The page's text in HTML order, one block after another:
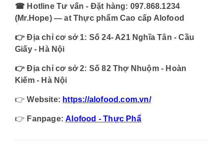
☎ Hotline Tư vấn - Đặt hàng: 097.868.1234
(Mr.Hope) — at Thực phẩm Cao cấp Alofood
👉 Địa chỉ cơ sở 1: Số 24- A21 Nghĩa Tân - Cầu
Giấy - Hà Nội
👉 Địa chỉ cơ sở 2: Số 82 Thợ Nhuộm - Hoàn
Kiếm - Hà Nội
👉Website: https://alofood.com.vn/
👉 Fanpage: Alofood - Thực Phẩ